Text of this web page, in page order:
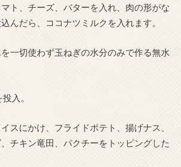
ト、チーズ、バターを入れ、肉の形がな
んだら、ココナツミルクを入れます。
一切使わず玉ねぎの水分のみで作る無水
入。
スにかけ、フライドポテト、揚げナス、
チキン竜田、パクチーをトッピングした